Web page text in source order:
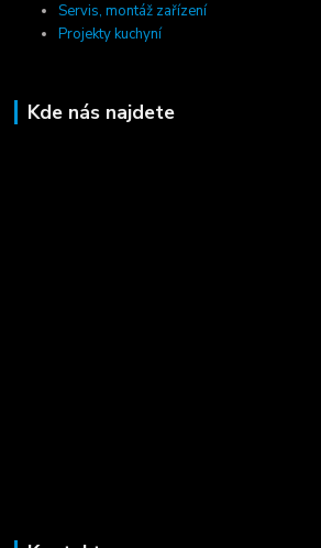
Servis, montáž zařízení
Projekty kuchyní
Kde nás najdete